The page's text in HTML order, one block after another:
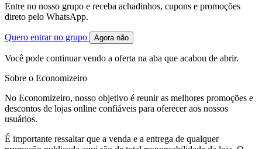
Entre no nosso grupo e receba achadinhos, cupons e promoções
direto pelo WhatsApp.
Quero entrar no grupo Agora não
Você pode continuar vendo a oferta na aba que acabou de abrir.
Sobre o Economizeiro
No Economizeiro, nosso objetivo é reunir as melhores promoções e
descontos de lojas online confiáveis para oferecer aos nossos
usuários.
É importante ressaltar que a venda e a entrega de qualquer